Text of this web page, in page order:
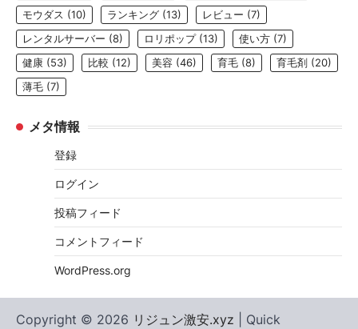
モウダス (10) ランキング (13) レビュー (7)
レンタルサーバー (8) ロリポップ(13) 使い方 (7)
健康 (53) 比較 (12) 美容 (46) 育毛 (8) 育毛剤 (20)
薄毛 (7)
メタ情報
登録
ログイン
投稿フィード
コメントフィード
WordPress.org
Copyright © 2026 リジュン激安.xyz | Quick